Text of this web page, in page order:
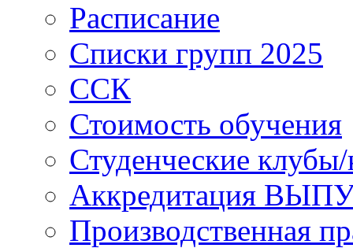
Расписание
Списки групп 2025
ССК
Стоимость обучения
Студенческие
Аккредитация
Производственная